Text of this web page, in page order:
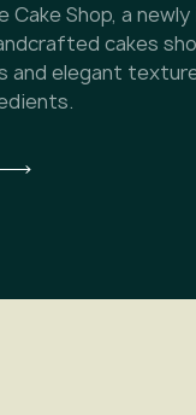
Cake Shop, a
cakes
and elegant